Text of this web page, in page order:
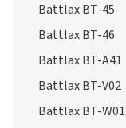
Battlax BT-45
Battlax BT-46
Battlax BT-A41
Battlax BT-V02
Battlax BT-W01